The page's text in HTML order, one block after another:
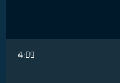
4:09